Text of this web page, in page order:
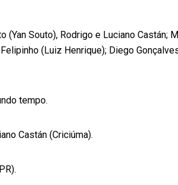
(Yan Souto), Rodrigo e Luciano Castán;
(Luiz Henrique); Diego
tempo.
Castán (Criciúma).